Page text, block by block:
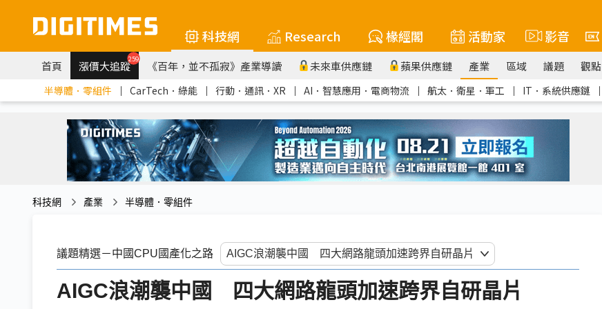
科技網 Research 椽經閣 活動家 影音
首頁 漲價大追蹤259 《百年，並不孤寂》產業導讀 未來車供應鏈 蘋果供應鏈 產業 區域 議題 觀點
半導體．零組件 ｜ CarTech．綠能 ｜ 行動．通訊．XR ｜ AI．智慧應用．電商物流 ｜ 航太．衛星．軍工 ｜ IT．系統供應鏈 ｜
科技網 產業 半導體．零組件
議題精選－中國CPU國產化之路
AIGC浪潮襲中國 四大網路龍頭加速跨界自研晶片